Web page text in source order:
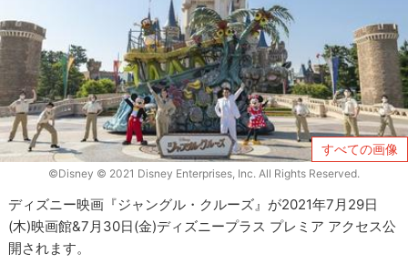
すべての画像
©Disney © 2021 Disney Enterprises, Inc. All Rights Reserved.
ディズニー映画『ジャングル・クルーズ』が2021年7月29日
(木)映画館&7月30日(金)ディズニープラス プレミア アクセス公
開されます。